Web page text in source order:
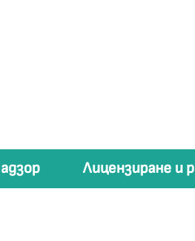
Лицензиране и